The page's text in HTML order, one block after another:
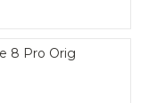
8 Pro Orig